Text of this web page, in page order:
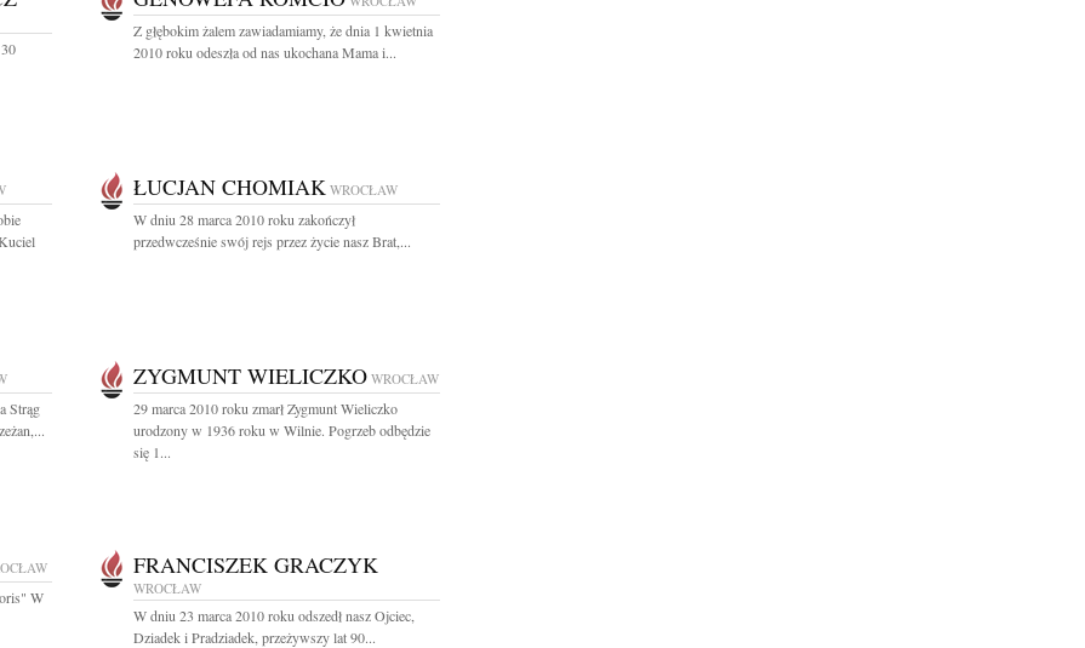
Z głębokim żalem zawiadamiamy, że dnia 1 kwietnia
2010 roku odeszła od nas ukochana Mama i...
ŁUCJAN CHOMIAK WROCŁAW
W dniu 28 marca 2010 roku zakończył
przedwcześnie swój rejs przez życie nasz Brat,...
Strąg
ZYGMUNT WIELICZKO WROCŁAW
29 marca 2010 roku zmarł Zygmunt Wieliczko
urodzony w 1936 roku w Wilnie. Pogrzeb odbędzie
się 1...
W
FRANCISZEK GRACZYK
WROCŁAW
W dniu 23 marca 2010 roku odszedł nasz Ojciec,
Dziadek i Pradziadek, przeżywszy lat 90...